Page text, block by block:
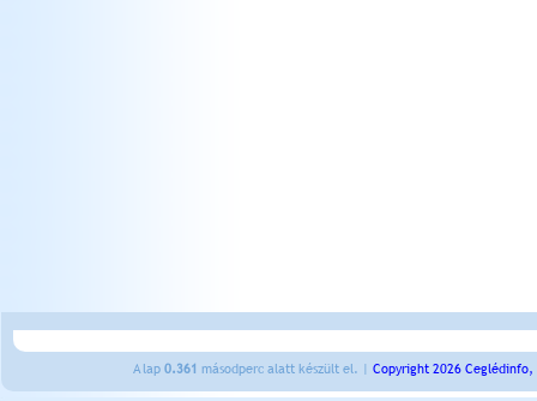
A lap 0.361 másodperc alatt készült el. | Copyright 2026